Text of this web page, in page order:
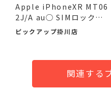
Apple iPhoneXR MT06
2J/A au○ SIMロック解
除済 64G...
ピックアップ掛川店
関連する